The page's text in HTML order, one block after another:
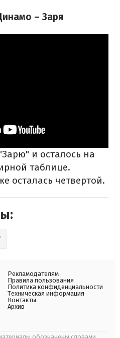
– Заря
и осталось на
таблице.
осталась четвертой.
Рекламодателям
Правила пользования
Политика конфиденциальности
Техническая информация
Контакты
Архив